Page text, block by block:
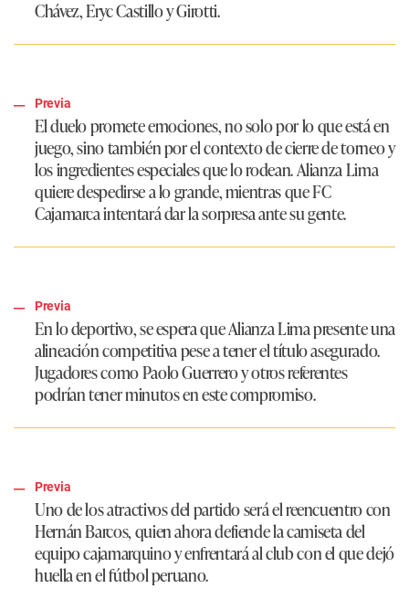
Chávez, Eryc Castillo y Girotti.
Previa
El duelo promete emociones, no solo por lo que está en
juego, sino también por el contexto de cierre de torneo y
los ingredientes especiales que lo rodean. Alianza Lima
quiere despedirse a lo grande, mientras que FC
Cajamarca intentará dar la sorpresa ante su gente.
Previa
En lo deportivo, se espera que Alianza Lima presente una
alineación competitiva pese a tener el título asegurado.
Jugadores como Paolo Guerrero y otros referentes
podrían tener minutos en este compromiso.
Previa
Uno de los atractivos del partido será el reencuentro con
Hernán Barcos, quien ahora defiende la camiseta del
equipo cajamarquino y enfrentará al club con el que dejó
huella en el fútbol peruano.